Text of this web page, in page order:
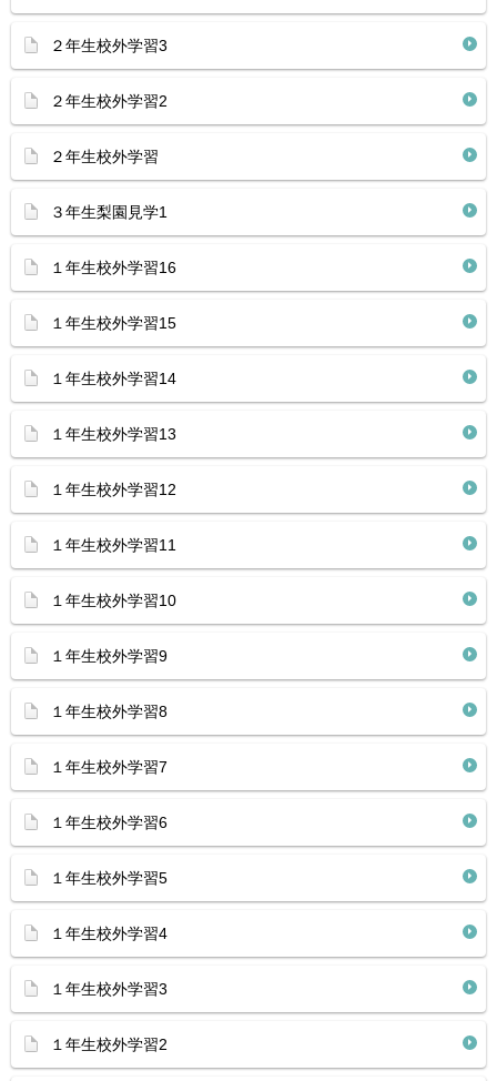
２年生校外学習3
２年生校外学習2
２年生校外学習
３年生梨園見学1
１年生校外学習16
１年生校外学習15
１年生校外学習14
１年生校外学習13
１年生校外学習12
１年生校外学習11
１年生校外学習10
１年生校外学習9
１年生校外学習8
１年生校外学習7
１年生校外学習6
１年生校外学習5
１年生校外学習4
１年生校外学習3
１年生校外学習2